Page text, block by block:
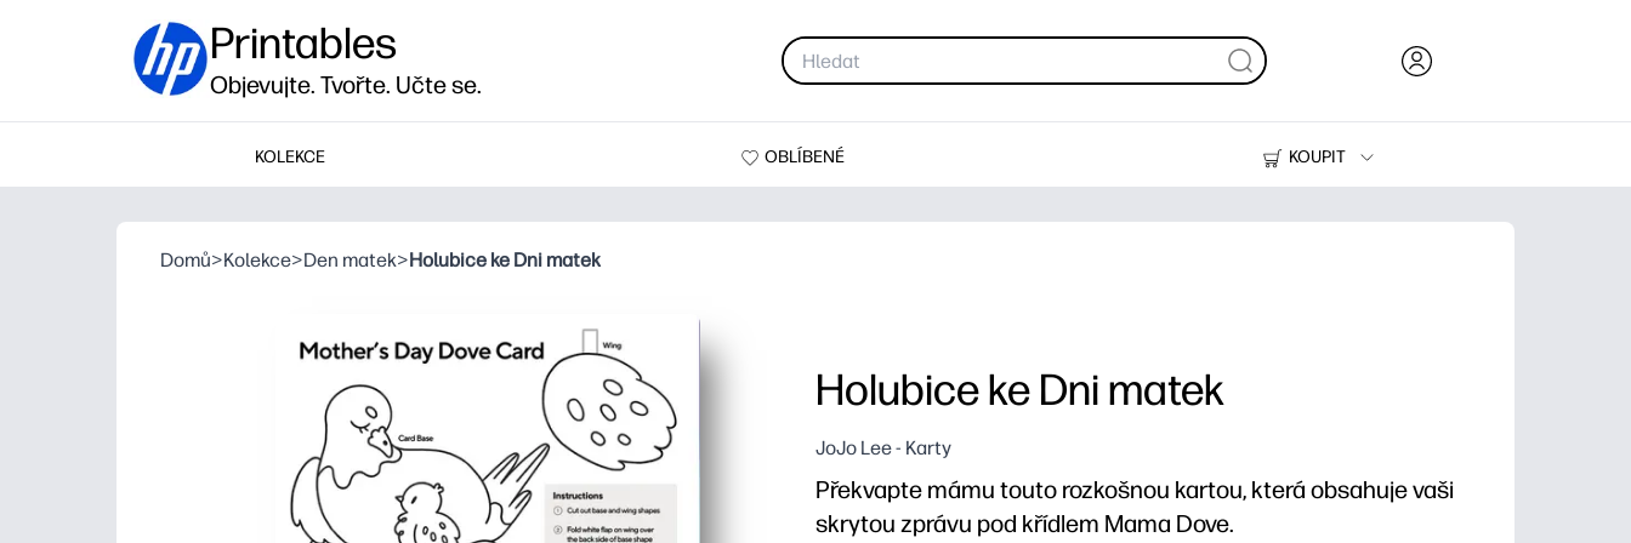
Printables
Objevujte. Tvořte. Učte se.
KOLEKCE OBLÍBENÉ
KOUPIT
Tiskárny
Domů>Kolekce>Den matek>Holubice ke Dni matek
Holubice ke Dni matek
JoJo Lee - Karty
Překvapte mámu touto rozkošnou kartou, která obsahuje vaši
skrytou zprávu pod křídlem Mama Dove.